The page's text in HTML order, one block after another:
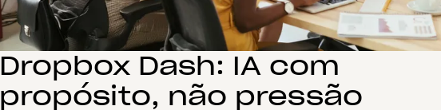
Dropbox Dash: IA com
propósito, não pressão